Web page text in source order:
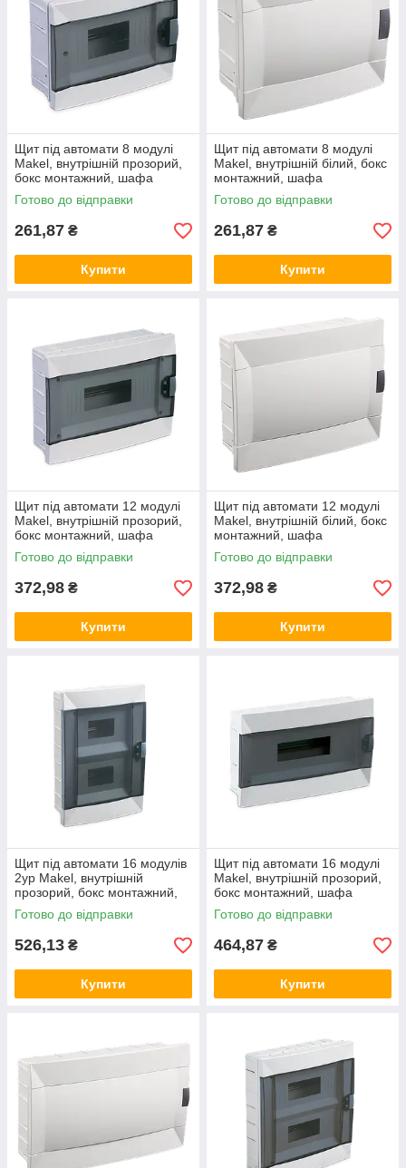
Щит під автомати 8 модулі
Makel, внутрішній прозорий,
бокс монтажний, шафа
розподільна врізна, Макел
Готово до відправки
261,87 ₴
Купити
Щит під автомати 8 модулі
Makel, внутрішній білий, бокс
монтажний, шафа
розподільна врізна, Макел
Готово до відправки
261,87 ₴
Купити
Щит під автомати 12 модулі
Makel, внутрішній прозорий,
бокс монтажний, шафа
розподільна врізна, Макел
Готово до відправки
372,98 ₴
Купити
Щит під автомати 12 модулі
Makel, внутрішній білий, бокс
монтажний, шафа
розподільна врізна, Макел
Готово до відправки
372,98 ₴
Купити
Щит під автомати 16 модулів
2ур Makel, внутрішній
прозорий, бокс монтажний,
шафа розподільна врізна
Готово до відправки
526,13 ₴
Купити
Щит під автомати 16 модулі
Makel, внутрішній прозорий,
бокс монтажний, шафа
розподільна врізна Макел
Готово до відправки
464,87 ₴
Купити